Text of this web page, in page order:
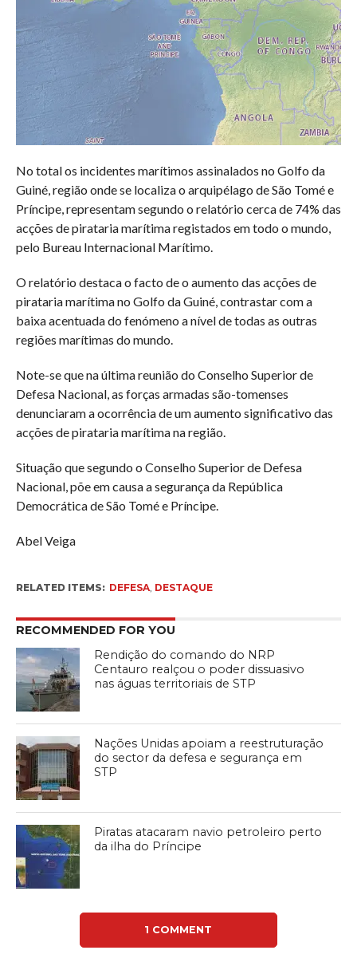
No total os incidentes marítimos assinalados no Golfo da
Guiné, região onde se localiza o arquipélago de São Tomé e
Príncipe, representam segundo o relatório cerca de 74% das
acções de pirataria marítima registados em todo o mundo,
pelo Bureau Internacional Marítimo.
O relatório destaca o facto de o aumento das acções de
pirataria marítima no Golfo da Guiné, contrastar com a
baixa acentuada do fenómeno a nível de todas as outras
regiões marítimas do mundo.
Note-se que na última reunião do Conselho Superior de
Defesa Nacional, as forças armadas são-tomenses
denunciaram a ocorrência de um aumento significativo das
acções de pirataria marítima na região.
Situação que segundo o Conselho Superior de Defesa
Nacional, põe em causa a segurança da República
Democrática de São Tomé e Príncipe.
Abel Veiga
RELATED ITEMS: DEFESA, DESTAQUE
RECOMMENDED FOR YOU
Rendição do comando do NRP
Centauro realçou o poder dissuasivo
nas águas territoriais de STP
Nações Unidas apoiam a reestruturação
do sector da defesa e segurança em
STP
Piratas atacaram navio petroleiro perto
da ilha do Príncipe
1 COMMENT